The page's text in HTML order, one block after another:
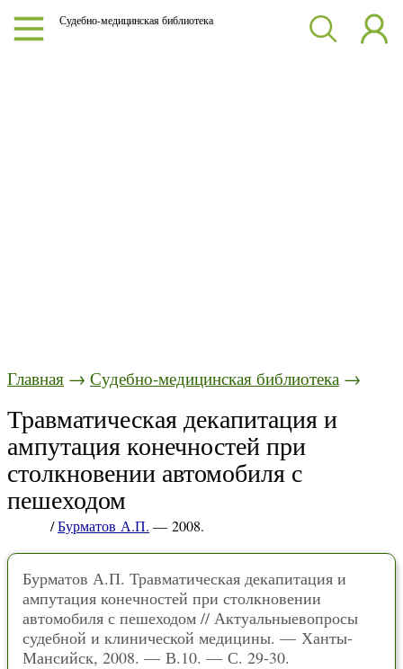
Судебно-медицинская библиотека
Главная → Судебно-медицинская библиотека →
Травматическая декапитация и
ампутация конечностей при
столкновении автомобиля с
пешеходом
/Бурматов А.П. — 2008.
Бурматов А.П. Травматическая декапитация и
ампутация конечностей при столкновении
автомобиля с пешеходом // Актуальныевопросы
судебной и клинической медицины. — Ханты-
Мансийск, 2008. — В.10. — С. 29-30.